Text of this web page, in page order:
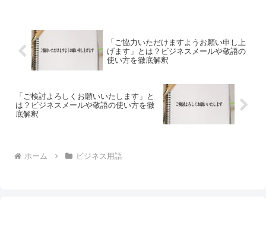
「ご協力いただけますようお願い申し上
げます」とは？ビジネスメールや敬語の
使い方を徹底解釈
「ご検討よろしくお願いいたします」と
は？ビジネスメールや敬語の使い方を徹
底解釈
ホーム ビジネス用語